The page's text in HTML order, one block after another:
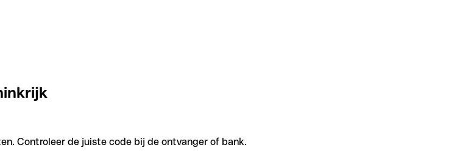
Controleer de juiste code bij de ontvanger of bank.